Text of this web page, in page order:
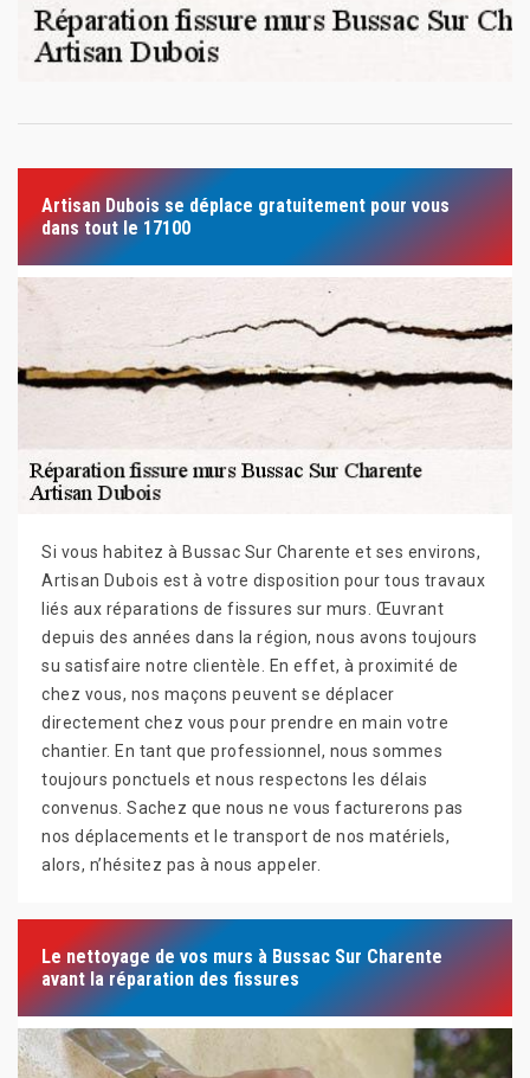
Artisan Dubois se déplace gratuitement pour vous
dans tout le 17100
Si vous habitez à Bussac Sur Charente et ses environs,
Artisan Dubois est à votre disposition pour tous travaux
liés aux réparations de fissures sur murs. Œuvrant
depuis des années dans la région, nous avons toujours
su satisfaire notre clientèle. En effet, à proximité de
chez vous, nos maçons peuvent se déplacer
directement chez vous pour prendre en main votre
chantier. En tant que professionnel, nous sommes
toujours ponctuels et nous respectons les délais
convenus. Sachez que nous ne vous facturerons pas
nos déplacements et le transport de nos matériels,
alors, n’hésitez pas à nous appeler.
Le nettoyage de vos murs à Bussac Sur Charente
avant la réparation des fissures